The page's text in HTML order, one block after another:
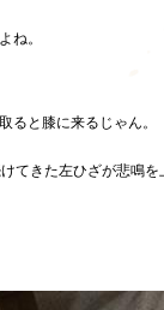
ね。
ると膝に来るじゃん。
てきた左ひざが悲鳴を